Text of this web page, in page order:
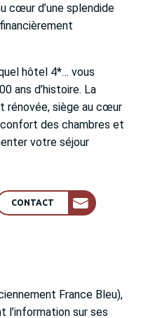
cœur d’une splendide
hôtel 4*… vous
ans d’histoire. La
rénovée, siège au cœur
confort des chambres et
votre séjour
CONTACT
France Bleu),
l’information sur ses